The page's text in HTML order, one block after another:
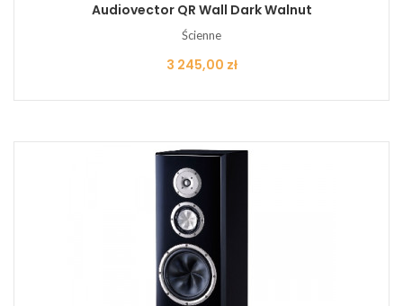
Audiovector QR Wall Dark Walnut
Ścienne
Cena
3 245,00 zł